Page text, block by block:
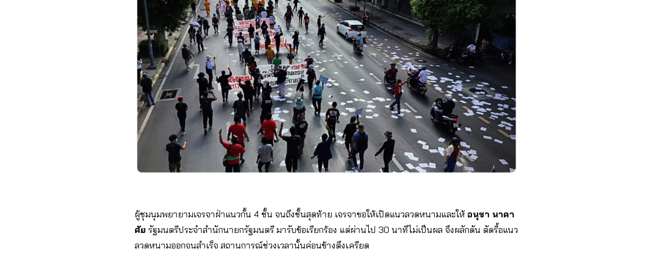
ผู้ชุมนุมพยายามเจรจาฝ่าแนวกั้น 4 ชั้น จนถึงชั้นสุดท้าย เจรจาขอให้เปิดแนวลวดหนามและให้ อนุชา นาคา
ศัย รัฐมนตรีประจำสำนักนายกรัฐมนตรี มารับข้อเรียกร้อง แต่ผ่านไป 30 นาทีไม่เป็นผล จึงผลักดัน ตัดรื้อแนว
ลวดหนามออกจนสำเร็จ สถานการณ์ช่วงเวลานั้นค่อนข้างตึงเครียด